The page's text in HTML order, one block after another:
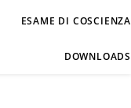
ESAME DI COSCIENZA
DOWNLOADS